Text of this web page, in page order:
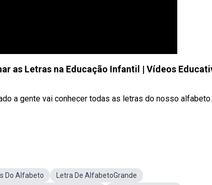
as Letras na Educação Infantil | Vídeos
a gente vai conhecer todas as letras do nosso
Do Alfabeto
Letra De AlfabetoGrande